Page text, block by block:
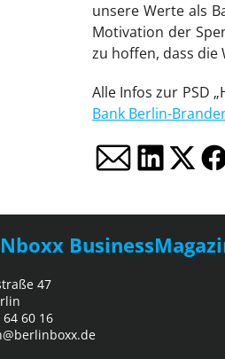
unsere Werte als
Motivation der
zu hoffen, dass die
Alle Infos zur PSD
Bank Berlin-
47
60 16